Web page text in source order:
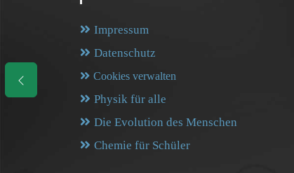
Impressum
Datenschutz
Cookies verwalten
Physik für alle
Die Evolution des Menschen
Chemie für Schüler